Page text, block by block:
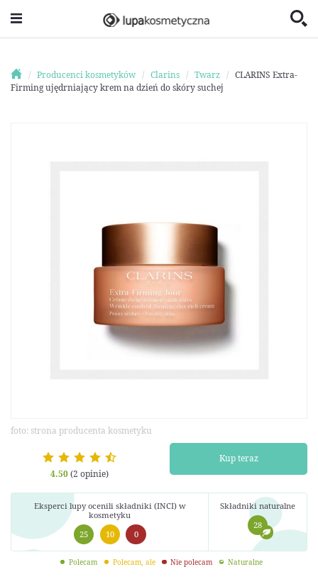
Producenci kosmetyków Clarins Twarz
CLARINS Extra-
Firming ujędrniający krem na dzień do skóry suchej
foto: strona producenta kosmetyku
4.50(2 opinie)
Kup teraz
Eksperci lupy ocenili składniki (INCI) w
kosmetyku
25
10 0
Składniki naturalne
28
Polecam Polecam, ale Nie polecam Naturalne